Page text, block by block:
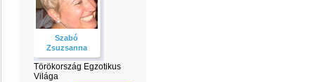
Szabó
Zsuzsanna
Törökország Egzotikus
Világa